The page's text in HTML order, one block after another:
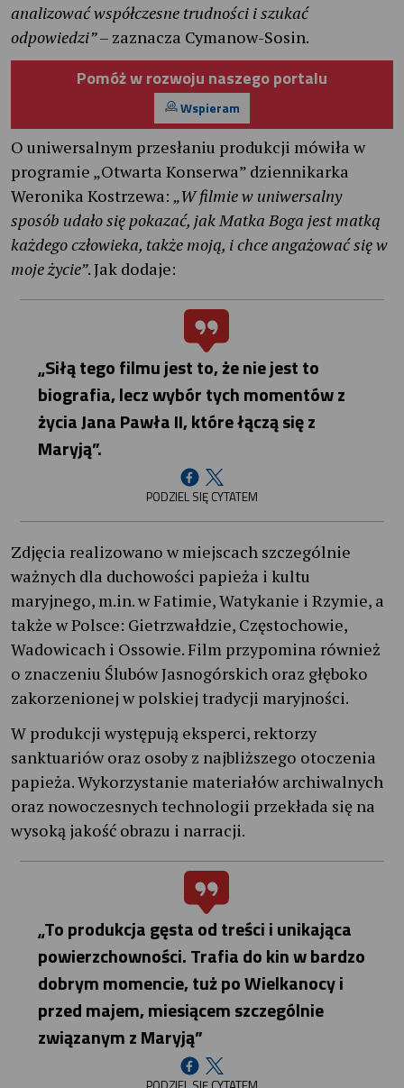
analizować współczesne trudności i szukać
odpowiedzi”– zaznacza Cymanow-Sosin.
Pomóż w rozwoju naszego portalu
Wspieram
O uniwersalnym przesłaniu produkcji mówiła w
programie „Otwarta Konserwa” dziennikarka
Weronika Kostrzewa: „W filmie w uniwersalny
sposób udało się pokazać, jak Matka Boga jest matką
każdego człowieka, także moją, i chce angażować się w
moje życie”. Jak dodaje:
„Siłą tego filmu jest to, że nie jest to
biografia, lecz wybór tych momentów z
życia Jana Pawła II, które łączą się z
Maryją”.
PODZIEL SIĘ CYTATEM
Zdjęcia realizowano w miejscach szczególnie
ważnych dla duchowości papieża i kultu
maryjnego, m.in. w Fatimie, Watykanie i Rzymie, a
także w Polsce: Gietrzwałdzie, Częstochowie,
Wadowicach i Ossowie. Film przypomina również
o znaczeniu Ślubów Jasnogórskich oraz głęboko
zakorzenionej w polskiej tradycji maryjności.
W produkcji występują eksperci, rektorzy
sanktuariów oraz osoby z najbliższego otoczenia
papieża. Wykorzystanie materiałów archiwalnych
oraz nowoczesnych technologii przekłada się na
wysoką jakość obrazu i narracji.
„To produkcja gęsta od treści i unikająca
powierzchowności. Trafia do kin w bardzo
dobrym momencie, tuż po Wielkanocy i
przed majem, miesiącem szczególnie
związanym z Maryją”